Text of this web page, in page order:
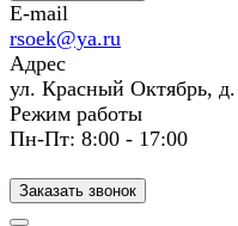
E-mail
rsoek@ya.ru
Адрес
ул. Красный Октябрь,
Режим работы
Пн-Пт: 8:00 - 17:00
Заказать звонок